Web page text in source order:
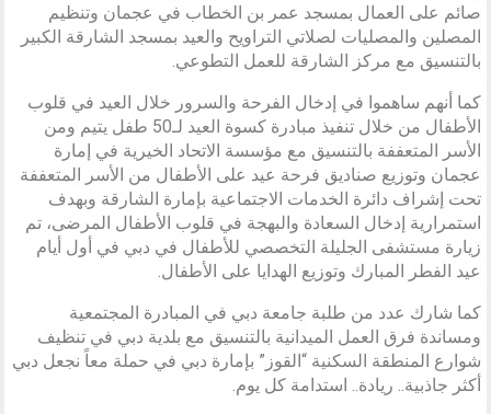
صائم على العمال بمسجد عمر بن الخطاب في عجمان وتنظيم
المصلين والمصليات لصلاتي التراويح والعيد بمسجد الشارقة الكبير
بالتنسيق مع مركز الشارقة للعمل التطوعي.
كما أنهم ساهموا في إدخال الفرحة والسرور خلال العيد في قلوب
الأطفال من خلال تنفيذ مبادرة كسوة العيد لـ50 طفل يتيم ومن
الأسر المتعففة بالتنسيق مع مؤسسة الاتحاد الخيرية في إمارة
عجمان وتوزيع صناديق فرحة عيد على الأطفال من الأسر المتعففة
تحت إشراف دائرة الخدمات الاجتماعية بإمارة الشارقة وبهدف
استمرارية إدخال السعادة والبهجة في قلوب الأطفال المرضى، تم
زيارة مستشفى الجليلة التخصصي للأطفال في دبي في أول أيام
عيد الفطر المبارك وتوزيع الهدايا على الأطفال.
كما شارك عدد من طلبة جامعة دبي في المبادرة المجتمعية
ومساندة فرق العمل الميدانية بالتنسيق مع بلدية دبي في تنظيف
شوارع المنطقة السكنية “القوز” بإمارة دبي في حملة معاً نجعل دبي
أكثر جاذبية.. ريادة.. استدامة كل يوم.